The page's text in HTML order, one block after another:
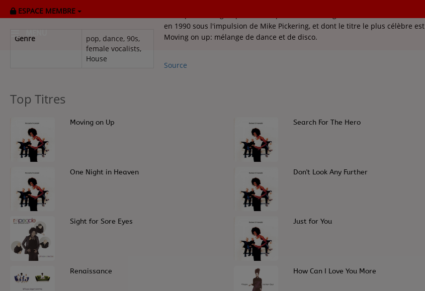
ESPACE MEMBRE
MENU
CK RADIO Line-up
PODCASTS
Cultur'Ciné - Jean Meurice
CONCOURS
Contact
Contact
Régie Publicitaire
Genre
pop, dance, 90s,
female vocalists,
House
en 1990 sous l'impulsion de Mike Pickering, et dont le titre le plus célèbre est
Moving on up: mélange de dance et de disco.
Source
Top Titres
Moving on Up Search For The Hero
One Night in Heaven Don't Look Any Further
5 Sight for Sore Eyes Just for You
7 Renaissance How Can I Love You More